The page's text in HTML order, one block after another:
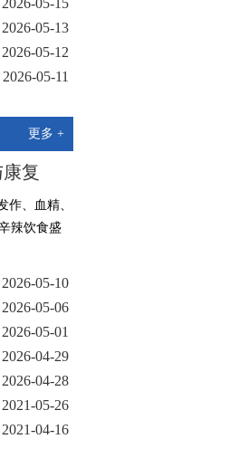
2026-05-13
2026-05-12
2026-05-11
更多 +
复
作、血精、
辣饮食盛
2026-05-10
2026-05-06
2026-05-01
2026-04-29
2026-04-28
2021-05-26
2021-04-16